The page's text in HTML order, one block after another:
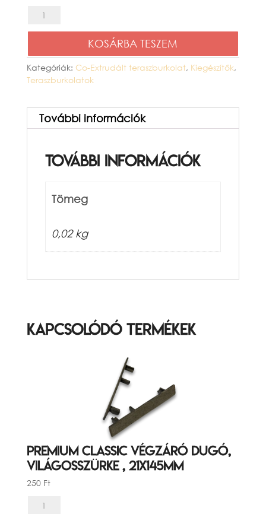
Rozsdamentes
fém
Co-
Extrudált
mennyiség
KOSÁRBA TESZEM
Kategóriák: Co-Extrudált teraszburkolat, Kiegészítők,
Teraszburkolatok
További információk
További információk
Tömeg
0,02 kg
Kapcsolódó termékek
Premium Classic végzáró dugó,
Világosszürke , 21x145mm
250 Ft
Premium